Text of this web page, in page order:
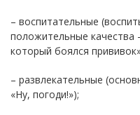
– воспитательные
положительные качества
который боялся
– развлекательные
«Ну, погоди!»);